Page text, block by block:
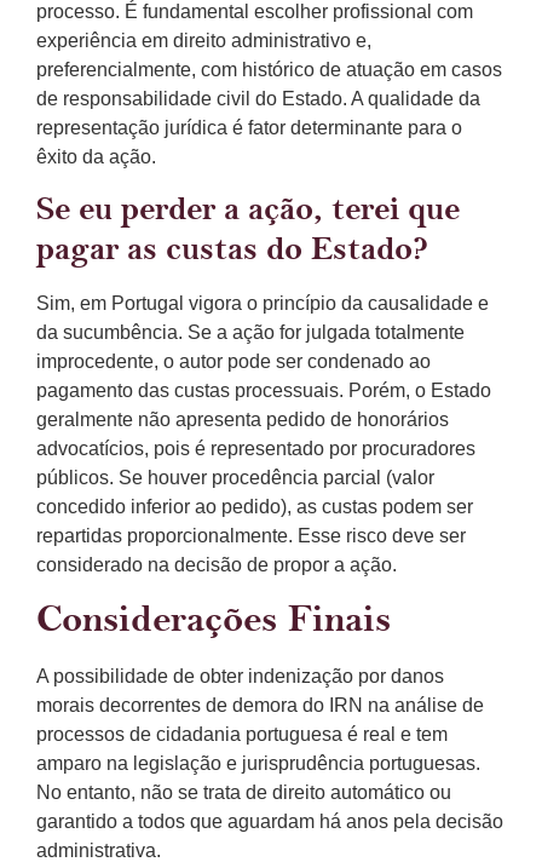
processo. É fundamental escolher profissional com
experiência em direito administrativo e,
preferencialmente, com histórico de atuação em casos
de responsabilidade civil do Estado. A qualidade da
representação jurídica é fator determinante para o
êxito da ação.
Se eu perder a ação, terei que
pagar as custas do Estado?
Sim, em Portugal vigora o princípio da causalidade e
da sucumbência. Se a ação for julgada totalmente
improcedente, o autor pode ser condenado ao
pagamento das custas processuais. Porém, o Estado
geralmente não apresenta pedido de honorários
advocatícios, pois é representado por procuradores
públicos. Se houver procedência parcial (valor
concedido inferior ao pedido), as custas podem ser
repartidas proporcionalmente. Esse risco deve ser
considerado na decisão de propor a ação.
Considerações Finais
A possibilidade de obter indenização por danos
morais decorrentes de demora do IRN na análise de
processos de cidadania portuguesa é real e tem
amparo na legislação e jurisprudência portuguesas.
No entanto, não se trata de direito automático ou
garantido a todos que aguardam há anos pela decisão
administrativa.